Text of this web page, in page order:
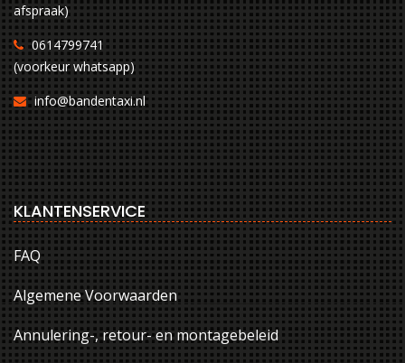
afspraak)
0614799741
(voorkeur whatsapp)
info@bandentaxi.nl
KLANTENSERVICE
FAQ
Algemene Voorwaarden
Annulering-, retour- en montagebeleid